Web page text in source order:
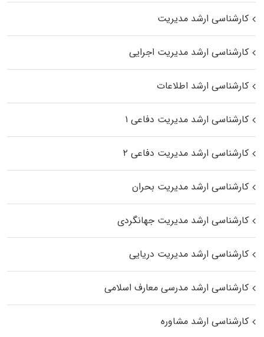
کارشناسی ارشد مدیریت
کارشناسی ارشد مدیریت اجرایی
کارشناسی ارشد اطلاعات
کارشناسی ارشد مدیریت دفاعی ۱
کارشناسی ارشد مدیریت دفاعی ۲
کارشناسی ارشد مدیریت بحران
کارشناسی ارشد مدیریت جهانگردی
کارشناسی ارشد مدیریت دریایی
کارشناسی ارشد مدرسی معارف اسلامی
کارشناسی ارشد مشاوره